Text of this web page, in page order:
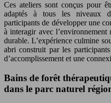
Ces ateliers sont conçus pour
adaptés à tous les niveaux
participants de développer une
à interagir avec l’environnement
durable. L’expérience culmine
abri construit par les
d’accomplissement et une
Bains de forêt
dans le parc naturel